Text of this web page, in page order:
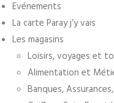
Evénements
La carte Paray j’y vais
Les magasins
Loisirs, voyages et
Alimentation et
Banques,